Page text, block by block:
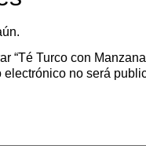
“Té Turco con
electrónico no será